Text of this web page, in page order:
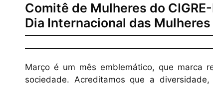
Comitê de Mulheres do
Dia Internacional das Mulheres
Março é um mês emblemático, que marca
sociedade. Acreditamos que a